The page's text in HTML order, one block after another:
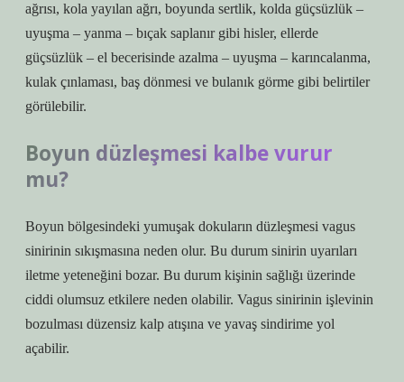
ağrısı, kola yayılan ağrı, boyunda sertlik, kolda güçsüzlük –
uyuşma – yanma – bıçak saplanır gibi hisler, ellerde
güçsüzlük – el becerisinde azalma – uyuşma – karıncalanma,
kulak çınlaması, baş dönmesi ve bulanık görme gibi belirtiler
görülebilir.
Boyun düzleşmesi kalbe vurur
mu?
Boyun bölgesindeki yumuşak dokuların düzleşmesi vagus
sinirinin sıkışmasına neden olur. Bu durum sinirin uyarıları
iletme yeteneğini bozar. Bu durum kişinin sağlığı üzerinde
ciddi olumsuz etkilere neden olabilir. Vagus sinirinin işlevinin
bozulması düzensiz kalp atışına ve yavaş sindirime yol
açabilir.